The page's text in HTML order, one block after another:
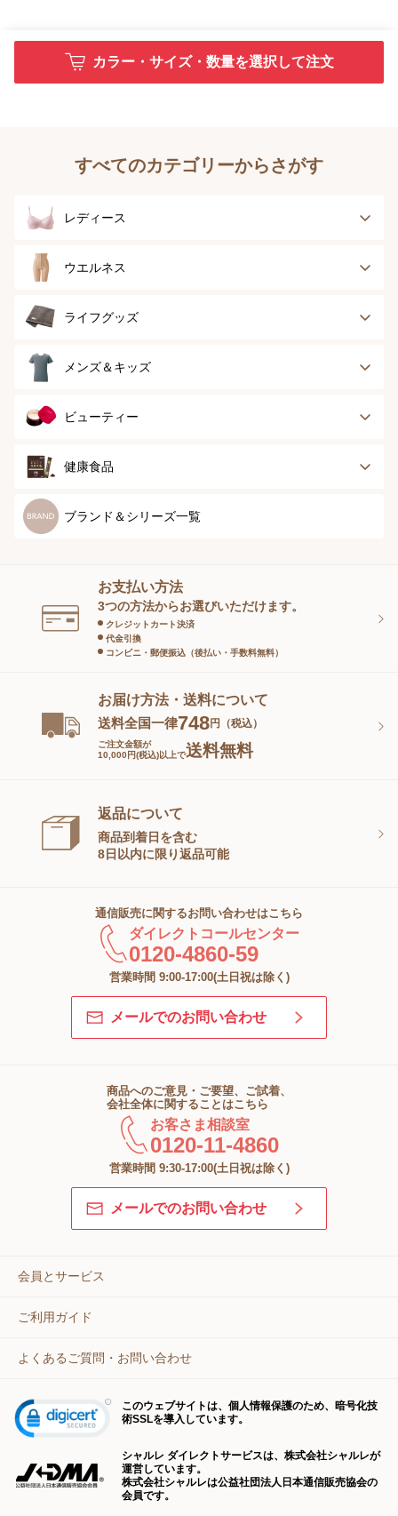
カラー・サイズ・数量を選択して注文
すべてのカテゴリーからさがす
レディース
ブラジャー
ボディースーツ
ランジェリー
イツ
ウエルネス
健康サポート
スポーツ
ライフグッズ
アウター
グッズ
メンズ＆キッズ
メンズトップ
メンズソックス
ビューティー
スキンケア
スペシャルケア
スキンケアグッズ
健康食品
健康食品
ブランド＆シリーズ一覧
お支払い方法
3つの方法からお選びいただけます。
クレジットカート決済
代金引換
コンビニ・郵便振込（後払い・手数料無料）
お届け方法・送料について
送料全国一律748円（税込）
ご注文金額が
10,000円(税込)以上で送料無料
返品について
商品到着日を含む
8日以内に限り返品可能
通信販売に関するお問い合わせはこちら
ダイレクトコールセンター
0120-4860-59
営業時間 9:00-17:00(土日祝は除く)
メールでのお問い合わせ
商品へのご意見・ご要望、ご試着、
会社全体に関することはこちら
お客さま相談室
0120-11-4860
営業時間 9:30-17:00(土日祝は除く)
メールでのお問い合わせ
会員とサービス
ご利用ガイド
よくあるご質問・お問い合わせ
このウェブサイトは、個人情報保護のため、暗号化技
術SSLを導入しています。
シャルレ ダイレクトサービスは、株式会社シャルレが
運営しています。
株式会社シャルレは公益社団法人日本通信販売協会の
会員です。